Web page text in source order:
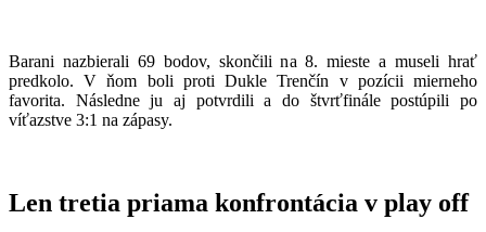
Barani nazbierali 69 bodov, skončili na 8. mieste a museli hrať
predkolo. V ňom boli proti Dukle Trenčín v pozícii mierneho
favorita. Následne ju aj potvrdili a do štvrťfinále postúpili po
víťazstve 3:1 na zápasy.
Len tretia priama konfrontácia v play off